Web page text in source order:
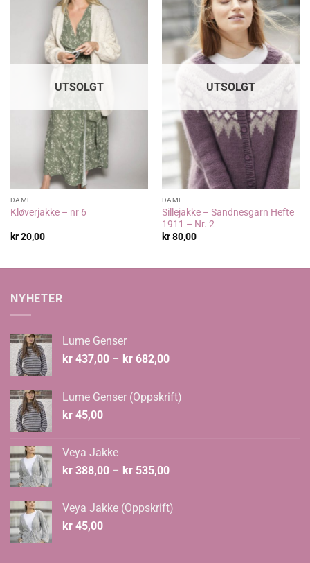
UTSOLGT
DAME
Kløverjakke – nr 6
kr20,00
UTSOLGT
DAME
Sillejakke – Sandnesgarn Hefte
1911 – Nr. 2
kr80,00
NYHETER
Lume Genser
kr 437,00 – kr 682,00Prisområde:
kr 682,00
Lume Genser (Oppskrift)
kr 45,00
Veya Jakke
kr 388,00 – kr 535,00Prisområde:
kr 535,00
Veya Jakke (Oppskrift)
kr 45,00